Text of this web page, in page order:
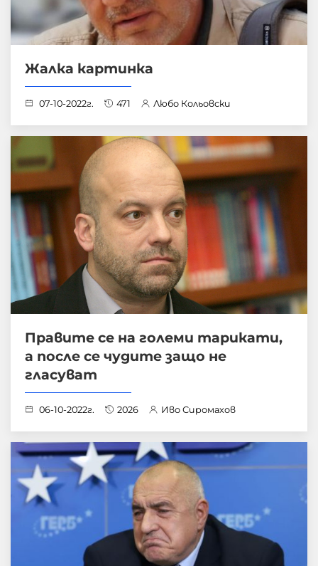
Жалка картинка
07-10-2022г. 471 Любо Кольовски
Правите се на големи тарикати,
а после се чудите защо не
гласуват
06-10-2022г. 2026 Иво Сиромахов